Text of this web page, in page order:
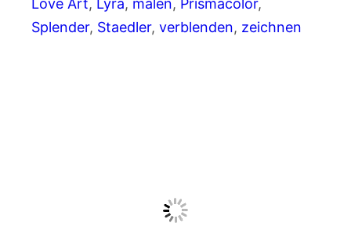
Love Art, Lyra, malen, Prismacolor
Splender, Staedler, verblenden, zeichnen